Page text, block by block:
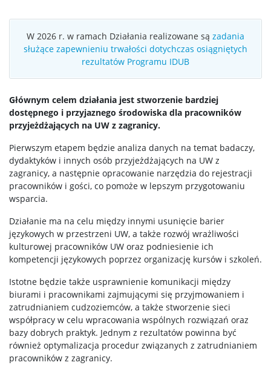
W 2026 r. w ramach Działania realizowane są zadania
służące zapewnieniu trwałości dotychczas osiągniętych
rezultatów Programu IDUB
Głównym celem działania jest stworzenie bardziej
dostępnego i przyjaznego środowiska dla pracowników
przyjeżdżających na UW z zagranicy.
Pierwszym etapem będzie analiza danych na temat badaczy,
dydaktyków i innych osób przyjeżdżających na UW z
zagranicy, a następnie opracowanie narzędzia do rejestracji
pracowników i gości, co pomoże w lepszym przygotowaniu
wsparcia.
Działanie ma na celu między innymi usunięcie barier
językowych w przestrzeni UW, a także rozwój wrażliwości
kulturowej pracowników UW oraz podniesienie ich
kompetencji językowych poprzez organizację kursów i szkoleń.
Istotne będzie także usprawnienie komunikacji między
biurami i pracownikami zajmującymi się przyjmowaniem i
zatrudnianiem cudzoziemców, a także stworzenie sieci
współpracy w celu wpracowania wspólnych rozwiązań oraz
bazy dobrych praktyk. Jednym z rezultatów powinna być
również optymalizacja procedur związanych z zatrudnianiem
pracowników z zagranicy.